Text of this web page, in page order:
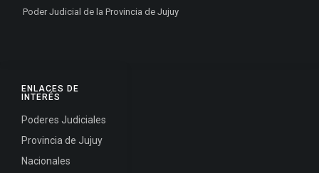
ENLACES DE
INTERÉS
Poderes Judiciales
Provincia de Jujuy
Nacionales
Poder Judicial de la Provincia de Jujuy